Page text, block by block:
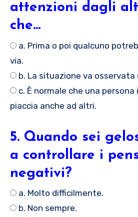
attenzioni dagli
che…
a. Prima o poi qualcuno
via.
b. La situazione va
c. È normale che una
piaccia anche ad altri.
5. Quando sei
a controllare i
negativi?
a. Molto difficilmente.
b. Non sempre.